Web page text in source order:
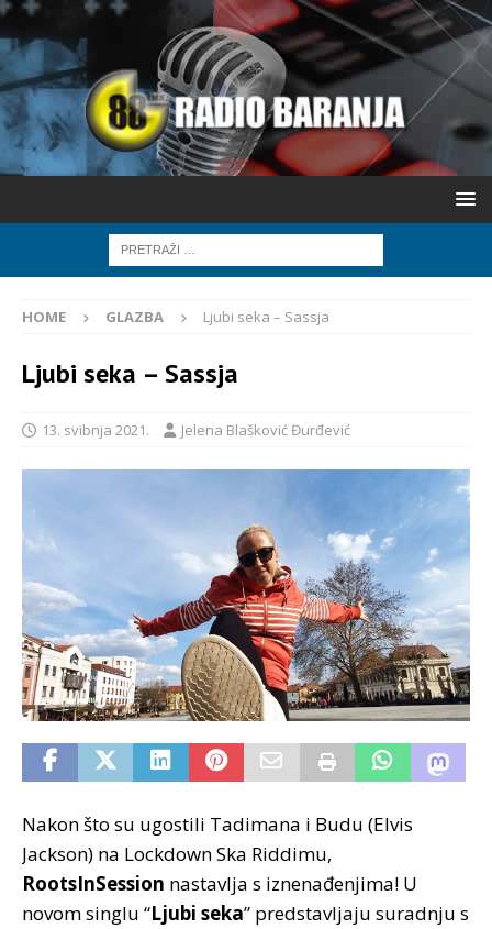
HOME GLAZBA Ljubi seka – Sassja
Ljubi seka – Sassja
13. svibnja 2021. Jelena Blašković Đurđević
Nakon što su ugostili Tadimana i Budu (Elvis
Jackson) na Lockdown Ska Riddimu,
RootsInSession nastavlja s iznenađenjima! U
novom singlu “Ljubi seka” predstavljaju suradnju s